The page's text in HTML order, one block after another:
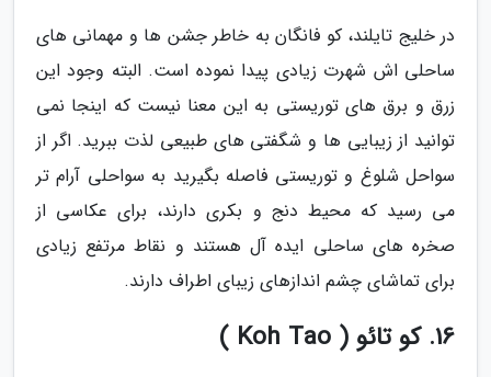
در خلیج تایلند، کو فانگان به خاطر جشن ها و مهمانی های
ساحلی اش شهرت زیادی پیدا نموده است. البته وجود این
زرق و برق های توریستی به این معنا نیست که اینجا نمی
توانید از زیبایی ها و شگفتی های طبیعی لذت ببرید. اگر از
سواحل شلوغ و توریستی فاصله بگیرید به سواحلی آرام تر
می رسید که محیط دنج و بکری دارند، برای عکاسی از
صخره های ساحلی ایده آل هستند و نقاط مرتفع زیادی
برای تماشای چشم اندازهای زیبای اطراف دارند.
16. کو تائو ( Koh Tao )